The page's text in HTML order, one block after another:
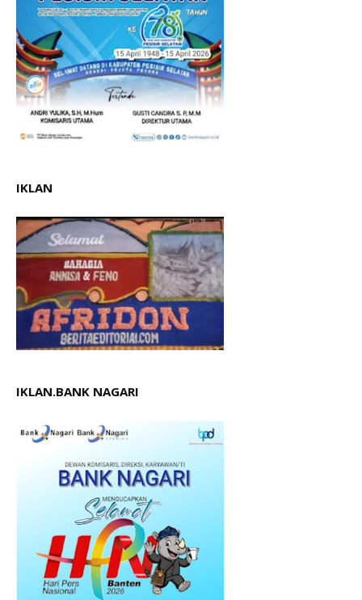
IKLAN
IKLAN.BANK NAGARI